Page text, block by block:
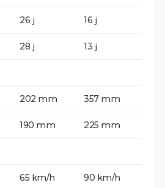
26 j 16 j
28 j 13 j
202 mm 357 mm
190 mm 225 mm
65 km/h 90 km/h